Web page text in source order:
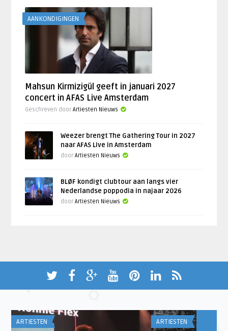
AANKONDIGINGEN
Mahsun Kirmizigül geeft in januari 2027
concert in AFAS Live Amsterdam
Geschreven doorArtiesten Nieuws
Weezer brengt The Gathering Tour in 2027
naar AFAS Live in Amsterdam
doorArtiesten Nieuws
BLØF kondigt clubtour aan langs vier
Nederlandse poppodia in najaar 2026
doorArtiesten Nieuws
ARTIESTEN ARTIESTEN